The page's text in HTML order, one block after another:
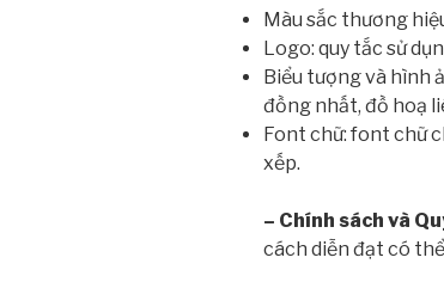
Màu sắc thương
Logo: quy tắc sử
Biểu tượng và hình
đồng nhất, đồ hoạ
Font chữ: font chữ
xếp.
– Chính sách và
cách diễn đạt có